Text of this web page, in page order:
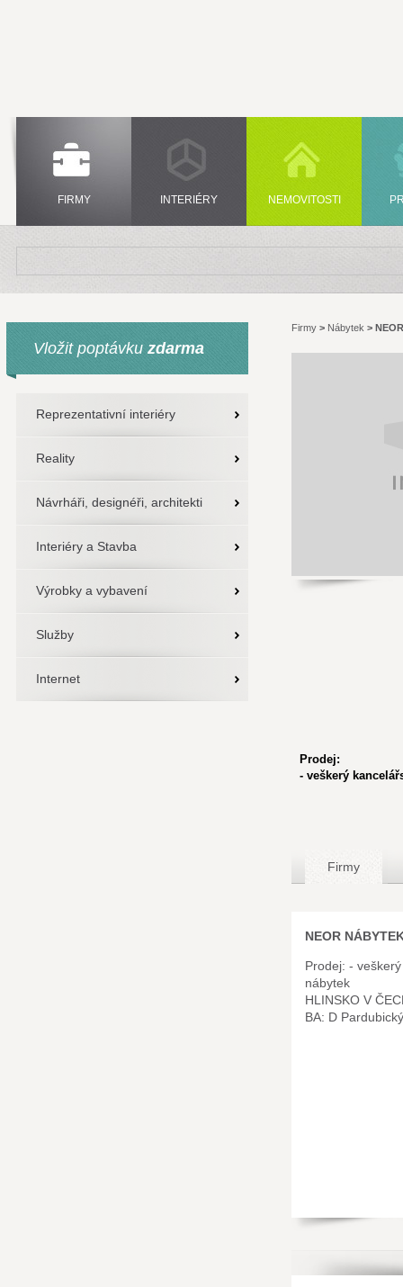
FIRMY INTERIÉRY NEMOVITOSTI
Vložit poptávku zdarma
Reprezentativní interiéry
Reality
Návrháři, designéři, architekti
Interiéry a Stavba
Výrobky a vybavení
Služby
Internet
Firmy > Nábytek >
Prodej:
- veškerý
Firmy
NEOR
Prodej: -
nábytek
HLINSKO V
BA: D Pardubický